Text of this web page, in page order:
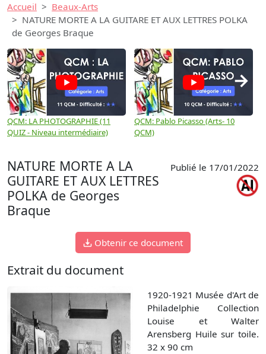
Accueil
Beaux-Arts
NATURE MORTE A LA GUITARE ET AUX LETTRES POLKA
de Georges Braque
QCM: LA PHOTOGRAPHIE (11
QUIZ - Niveau intermédiaire)
QCM: Pablo Picasso (Arts- 10
QCM)
→
NATURE MORTE A LA
GUITARE ET AUX LETTRES
POLKA de Georges
Braque
Publié le 17/01/2022
Obtenir ce document
Extrait du document
1920-1921 Musée d'Art de
Philadelphie Collection
Louise et Walter
Arensberg Huile sur toile.
32 x 90 cm